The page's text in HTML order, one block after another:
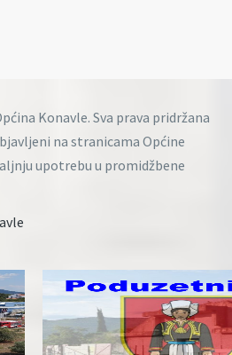
Konavle. Sva prava pridržana
na stranicama Općine
upotrebu u promidžbene